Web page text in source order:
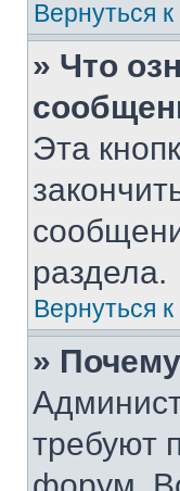
Вернуться
» Что
Эта
раздела.
Вернуться
»
требуют